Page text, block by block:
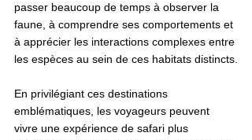
passer beaucoup de temps à observer la
faune, à comprendre ses comportements et
à apprécier les interactions complexes entre
les espèces au sein de ces habitats distincts.
En privilégiant ces destinations
emblématiques, les voyageurs peuvent
vivre une expérience de safari plus